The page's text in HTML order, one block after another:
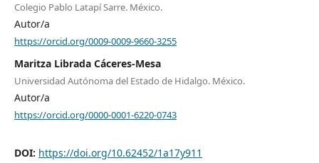
Colegio Pablo Latapí Sarre. México.
Autor/a
https://orcid.org/0009-0009-9660-3255
Maritza Librada Cáceres-Mesa
Universidad Autónoma del Estado de Hidalgo. México.
Autor/a
https://orcid.org/0000-0001-6220-0743
DOI: https://doi.org/10.62452/1a17y911